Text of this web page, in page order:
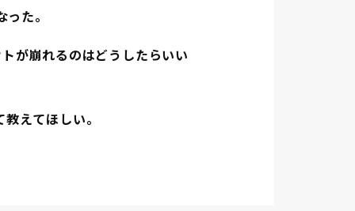
た。
が崩れるのはどうしたらいい
えてほしい。